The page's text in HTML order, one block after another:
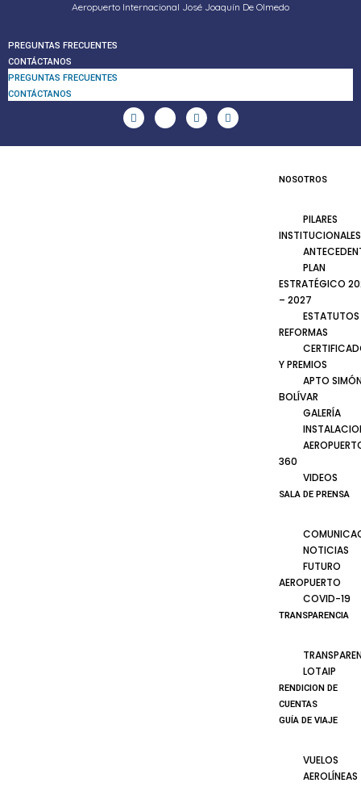
Aeropuerto Internacional José Joaquín De Olmedo
PREGUNTAS FRECUENTES
CONTÁCTANOS
PREGUNTAS FRECUENTES
CONTÁCTANOS
NOSOTROS
PILARES
INSTITUCIONALES
PLAN
ESTRATÉGICO
– 2027
ESTATUTOS
REFORMAS
Y PREMIOS
APTO
BOLÍVAR
GALERÍA
360
VIDEOS
SALA DE PRENSA
NOTICIAS
FUTURO
AEROPUERTO
COVID-19
TRANSPARENCIA
LOTAIP
RENDICION DE
CUENTAS
GUÍA DE VIAJE
VUELOS
AEROLÍNEAS